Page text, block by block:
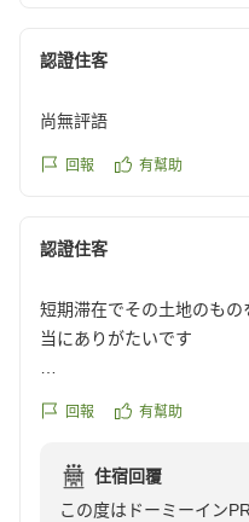
認證住客
尚無評語
回報 有幫助
認證住客
短期滞在でその土地のも
当にありがたいです
https://
回報 有幫助
住宿回覆
この度はドーミーイン